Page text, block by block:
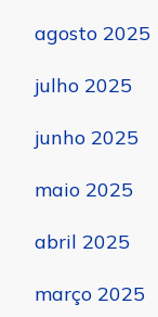
agosto 2025
julho 2025
junho 2025
maio 2025
abril 2025
março 2025